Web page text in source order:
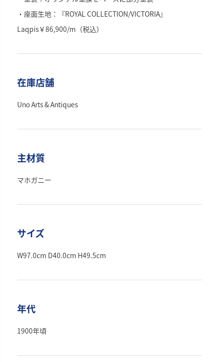
・座面生地：『ROYAL COLLECTION/VICTORIA』
Laqpis￥86,900/m（税込）
在庫店舗
Uno Arts & Antiques
主材質
マホガニー
サイズ
W97.0cm D40.0cm H49.5cm
年代
1900年頃